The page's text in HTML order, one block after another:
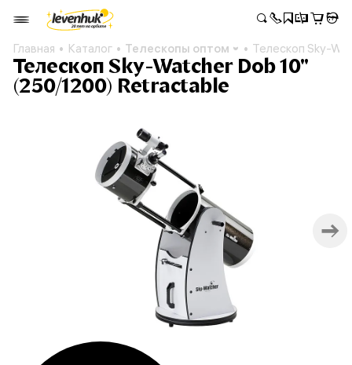
Главная Каталог Телескопы оптом Телескоп Sky-
Телескоп Sky-Watcher Dob 10"
(250/1200) Retractable